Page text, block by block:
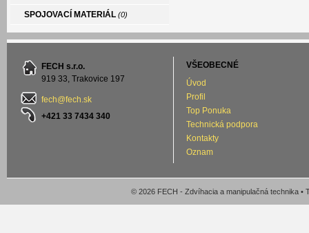
SPOJOVACÍ MATERIÁL (0)
FECH s.r.o.
919 33, Trakovice 197
fech@fech.sk
+421 33 7434 340
VŠEOBECNÉ
Úvod
Profil
Top Ponuka
Technická podpora
Kontakty
Oznam
© 2026 FECH - Zdvíhacia a manipulačná technika •